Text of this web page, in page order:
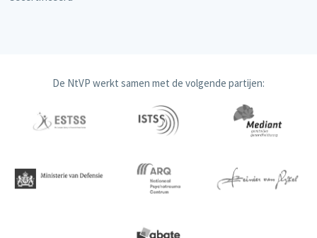
De NtVP werkt samen met de volgende partijen: